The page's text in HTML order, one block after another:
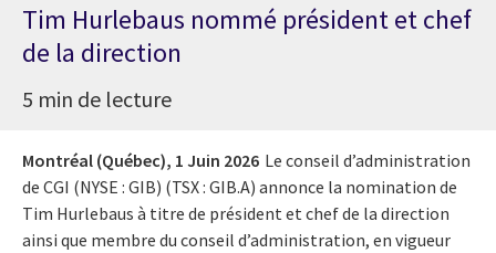
Tim Hurlebaus nommé président et chef
de la direction
5 min de lecture
Montréal (Québec), 1 Juin 2026 Le conseil d’administration
de CGI (NYSE : GIB) (TSX : GIB.A) annonce la nomination de
Tim Hurlebaus à titre de président et chef de la direction
ainsi que membre du conseil d’administration, en vigueur